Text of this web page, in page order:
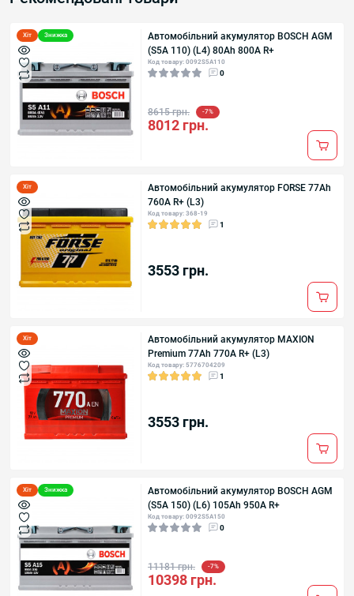
Хіт Знижка
Автомобільний акумулятор BOSCH AGM
(S5A 110) (L4) 80Ah 800A R+
Код товару: 0092S5A110
0
8615 грн. -7%
8012 грн.
Хіт
Автомобільний акумулятор FORSE 77Ah
760A R+ (L3)
Код товару: 368-19
1
3553 грн.
Хіт
Автомобільний акумулятор MAXION
Premium 77Аh 770A R+ (L3)
Код товару: 5776704209
1
3553 грн.
Хіт Знижка
Автомобільний акумулятор BOSCH AGM
(S5A 150) (L6) 105Ah 950A R+
Код товару: 0092S5A150
0
11181 грн. -7%
10398 грн.